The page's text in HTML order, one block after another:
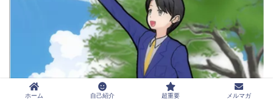
ホーム 自己紹介 超重要 メルマガ